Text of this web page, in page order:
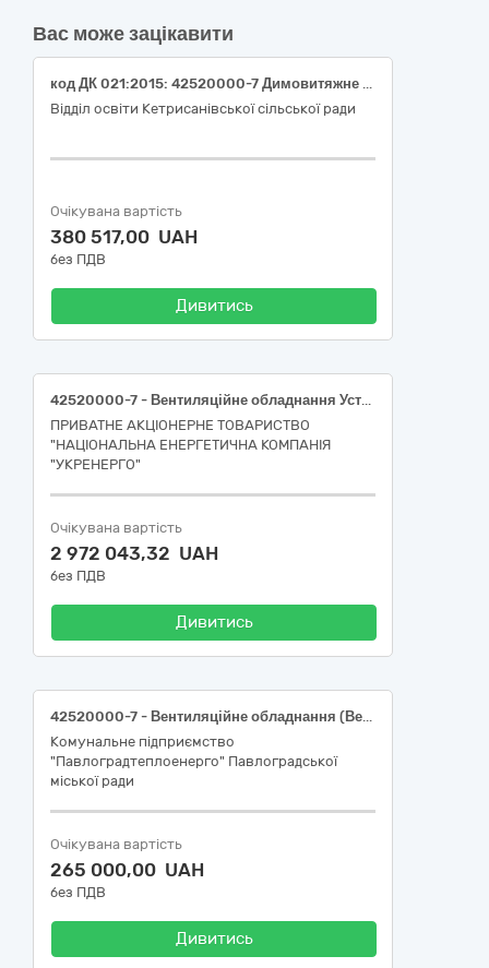
Вас може зацікавити
код ДК 021:2015: 42520000-7 Димовитяжне обладнання
Відділ освіти Кетрисанівської сільської ради
Очікувана вартість
380 517,00 UAH
без ПДВ
Дивитись
42520000-7 - Вентиляційне обладнання Установки фільтровентиляційні та приладдя до них для споруд цивільного захисту Східного регіону
ПРИВАТНЕ АКЦІОНЕРНЕ ТОВАРИСТВО
"НАЦІОНАЛЬНА ЕНЕРГЕТИЧНА КОМПАНІЯ
"УКРЕНЕРГО"
Очікувана вартість
2 972 043,32 UAH
без ПДВ
Дивитись
42520000-7 - Вентиляційне обладнання (Вентилятор ВДН-10-1000 правого виконання, кут повороту корпусу 270°, з електродвигуном 18,5 кВт, СХ-1)
Комунальне підприємство
"Павлоградтеплоенерго" Павлоградської
міської ради
Очікувана вартість
265 000,00 UAH
без ПДВ
Дивитись